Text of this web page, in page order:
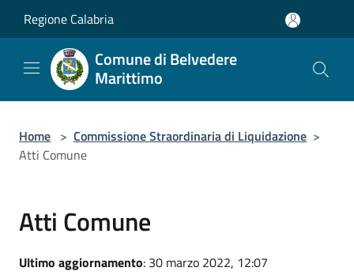
Regione Calabria
Comune di Belvedere
Marittimo
Home > Commissione Straordinaria di Liquidazione >
Atti Comune
Atti Comune
Ultimo aggiornamento: 30 marzo 2022, 12:07